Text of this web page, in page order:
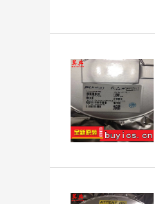
GANGYUAN(港源)
Amphenol
AMASS(艾迈斯)
VO(翔胜)
CYPRESS(赛普拉斯)
PROD(谱罗德)
TC
HTC
MIC